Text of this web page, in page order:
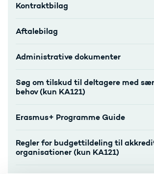
Kontraktbilag
Aftalebilag
Administrative dokumenter
Søg om tilskud til deltagere med
behov (kun KA121)
Erasmus+ Programme Guide
Regler for budgettildeling til
organisationer (kun KA121)